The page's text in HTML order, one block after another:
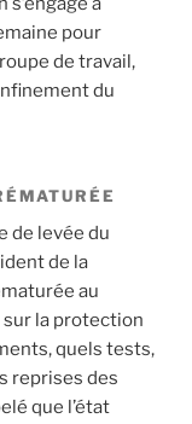
pour
de travail,
du
de levée du
de la
au
la protection
quels tests,
reprises des
que l’état